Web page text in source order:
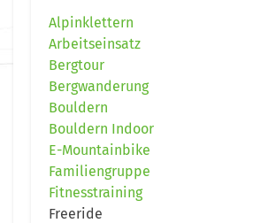
Alpinklettern
Arbeitseinsatz
Bergtour
Bergwanderung
Bouldern
Bouldern Indoor
E-Mountainbike
Familiengruppe
Fitnesstraining
Freeride